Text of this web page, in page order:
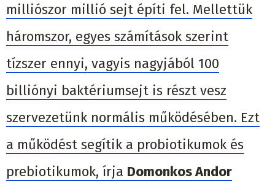
milliószor millió sejt építi fel. Mellettük
háromszor, egyes számítások szerint
tízszer ennyi, vagyis nagyjából 100
billiónyi baktériumsejt is részt vesz
szervezetünk normális működésében. Ezt
a működést segítik a probiotikumok és
prebiotikumok, írja Domonkos Andor